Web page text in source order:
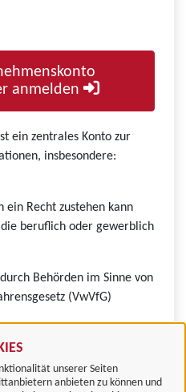
unserer Seiten
anbieten zu können und
anmelden
ein zentrales Konto zur
insbesondere:
ein Recht zustehen kann
beruflich oder gewerblich
Behörden im Sinne von
(VwVfG)